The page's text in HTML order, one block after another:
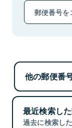
郵便番号を
他の郵便番
最近検索し
過去に検索し